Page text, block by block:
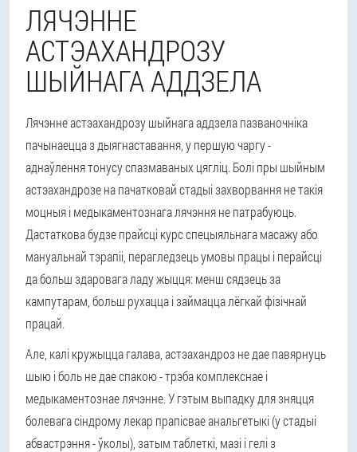
ЛЯЧЭННЕ
АСТЭАХАНДРОЗУ
ШЫЙНАГА АДДЗЕЛА
Лячэнне астэахандрозу шыйнага аддзела пазваночніка
пачынаецца з дыягнаставання, у першую чаргу -
аднаўлення тонусу спазмаваных цягліц. Болі пры шыйным
астэахандрозе на пачатковай стадыі захворвання не такія
моцныя і медыкаментознага лячэння не патрабуюць.
Дастаткова будзе прайсці курс спецыяльнага масажу або
мануальнай тэрапіі, перагледзець умовы працы і перайсці
да больш здаровага ладу жыцця: менш сядзець за
кампутарам, больш рухацца і займацца лёгкай фізічнай
працай.
Але, калі кружыцца галава, астэахандроз не дае павярнуць
шыю і боль не дае спакою - трэба комплекснае і
медыкаментознае лячэнне. У гэтым выпадку для зняцця
болевага сіндрому лекар прапісвае анальгетыкі (у стадыі
абвастрэння - ўколы), затым таблеткі, мазі і гелі з